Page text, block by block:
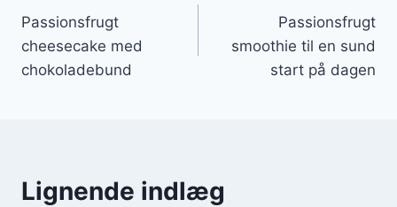
Passionsfrugt
cheesecake med
chokoladebund
Passionsfrugt
smoothie til en sund
start på dagen
Lignende indlæg